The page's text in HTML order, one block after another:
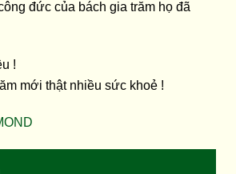
đức của bách gia trăm họ đã
!
mới thật nhiều sức khoẻ !